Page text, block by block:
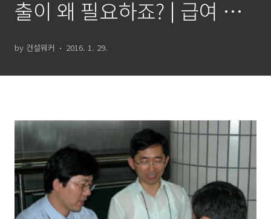
출이 왜 필요하죠? | 급여 세
by 건설워커 2016. 1. 29.